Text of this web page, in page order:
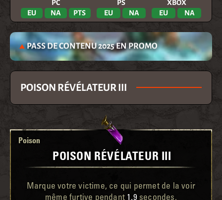
PC
EU
NA PTS
PS
EU
NA
XBOX
EU
NA
PASS DE CONTENU 2025 EN PROMO
POISON RÉVÉLATEUR III
Poison
POISON RÉVÉLATEUR III
Marque votre victime, ce qui permet de la voir